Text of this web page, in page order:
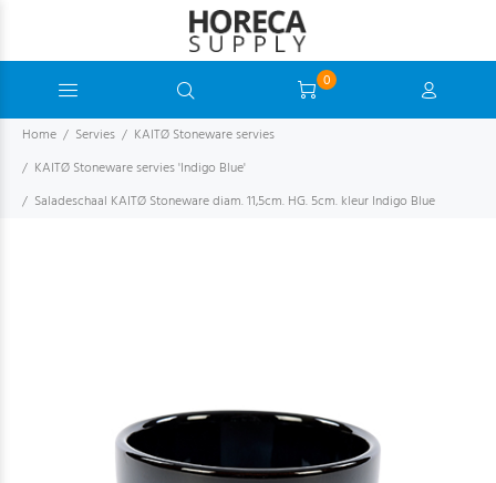
0
Home Servies
KAITØ Stoneware servies
KAITØ Stoneware servies 'Indigo Blue'
Saladeschaal KAITØ Stoneware diam. 11,5cm. HG. 5cm. kleur Indigo Blue